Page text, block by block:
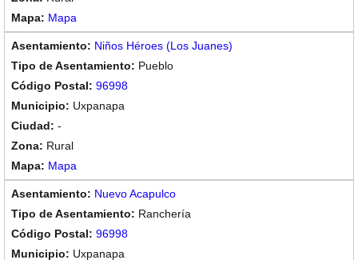
Mapa
Niños Héroes (Los Juanes)
Pueblo
96998
Uxpanapa
-
Rural
Mapa
Nuevo Acapulco
Ranchería
96998
Uxpanapa